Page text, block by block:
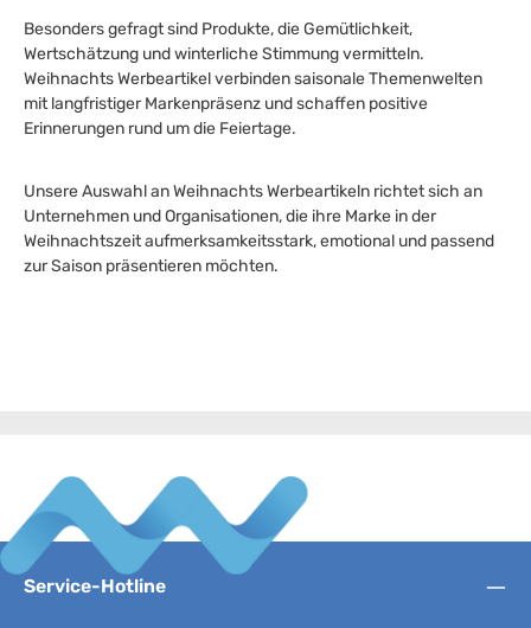
Besonders gefragt sind Produkte, die Gemütlichkeit,
Wertschätzung und winterliche Stimmung vermitteln.
Weihnachts Werbeartikel verbinden saisonale Themenwelten
mit langfristiger Markenpräsenz und schaffen positive
Erinnerungen rund um die Feiertage.
Unsere Auswahl an Weihnachts Werbeartikeln richtet sich an
Unternehmen und Organisationen, die ihre Marke in der
Weihnachtszeit aufmerksamkeitsstark, emotional und passend
zur Saison präsentieren möchten.
Service-Hotline